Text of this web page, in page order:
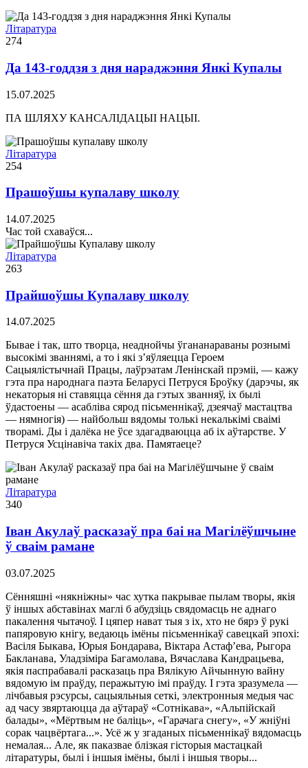
Літаратура
274
Да 143-годдзя з дня нараджэння Янкі Купалы
15.07.2025
ПА ШЛЯХУ КАНСАЛІДАЦЫІ НАЦЫІ.
Літаратура
254
Прашоўшы купалаву школу
14.07.2025
Час той схаваўся...
Літаратура
263
Прайшоўшы Купалаву школу
14.07.2025
Бывае і так, што творца, неаднойчы ўгананараваны рознымі
высокімі званнямі, а то і які з’яўляецца Героем
Сацыялістычнай Працы, лаўрэатам Ленінскай прэміі, — кажу
гэта пра народнага паэта Беларусі Петруся Броўку (дарэчы, як
некаторыя ні ставяцца сёння да гэтых званняў, іх былі
ўдастоены — асабліва сярод пісьменнікаў, дзеячаў мастацтва
— нямногія) — найбольш вядомы толькі некалькімі сваімі
творамі. Ды і далёка не ўсе здагадваюцца аб іх аўтарстве. У
Петруся Усцінавіча такіх два. Памятаеце?
Літаратура
340
Іван Акулаў расказаў пра баі на Магілёўшчыне
ў сваім рамане
03.07.2025
Сённяшні «някніжны» час хутка пакрывае пылам творы, якія
ў іншых абставінах маглі б абудзіць свядомасць не аднаго
пакалення чытачоў. І цяпер нават тыя з іх, хто не бярэ ў рукі
папяровую кнігу, ведаюць імёны пісьменнікаў савецкай эпохі:
Васіля Быкава, Юрыя Бондарава, Віктара Астаф’ева, Рыгора
Бакланава, Уладзіміра Багамолава, Вячаслава Кандрацьева,
якія паспрабавалі расказаць пра Вялікую Айчынную вайну
вядомую ім праўду, перажытую імі праўду. І гэта зразумела —
лічбавыя рэсурсы, сацыяльныя сеткі, электронныя медыя час
ад часу звяртаюцца да аўтараў «Сотнікава», «Альпійскай
балады», «Мёртвым не баліць», «Гарачага снегу», «У жніўні
сорак чацвёртага...». Усё ж у згаданых пісьменнікаў вядомасць
немалая... Але, як паказвае блізкая гісторыя мастацкай
літаратуры, былі і іншыя імёны, былі і іншыя творы...